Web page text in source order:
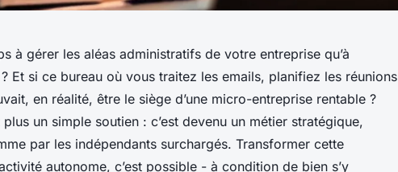
à gérer les aléas administratifs de votre entreprise qu’à
Et si ce bureau où vous traitez les emails, planifiez les réunions
en réalité, être le siège d’une micro-entreprise rentable ?
plus un simple soutien : c’est devenu un métier stratégique,
par les indépendants surchargés. Transformer cette
autonome, c’est possible - à condition de bien s’y